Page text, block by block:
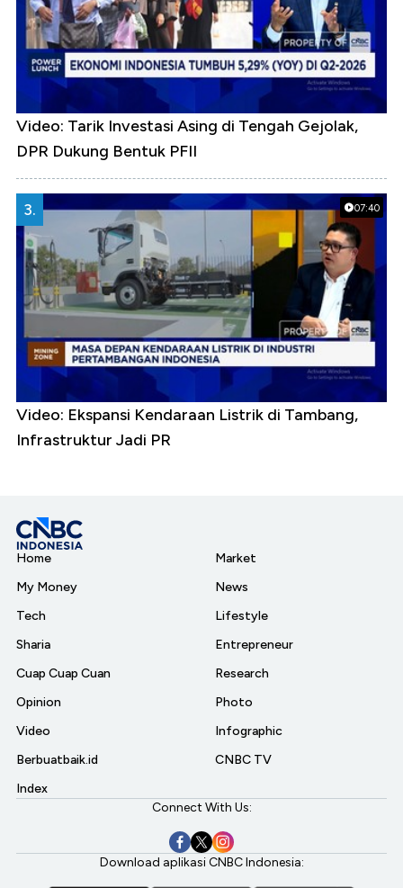
Video: Tarik Investasi Asing di Tengah Gejolak,
DPR Dukung Bentuk PFII
07:40
3.
Video: Ekspansi Kendaraan Listrik di Tambang,
Infrastruktur Jadi PR
Home
My Money
Tech
Sharia
Cuap Cuap Cuan
Opinion
Video
Berbuatbaik.id
Index
Market
News
Lifestyle
Entrepreneur
Research
Photo
Infographic
CNBC TV
Connect With Us:
Download aplikasi CNBC Indonesia: